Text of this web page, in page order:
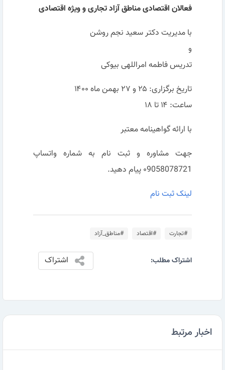
فعالان اقتصادی مناطق آزاد تجاری و ویژه اقتصادی
با مدیریت دکتر سعید نجم روشن
و
تدریس فاطمه امراللهی بیوکی
تاریخ برگزاری: ۲۵ و ۲۷ بهمن ماه ۱۴۰۰
ساعت: ۱۴ تا ۱۸
با ارائه گواهینامه معتبر
جهت مشاوره و ثبت نام به شماره واتساپ
۰9058078721 پیام دهید.
لینک ثبت نام
#تجارت #اقتصاد #مناطق_آزاد
اشتراک مطلب: اشتراک
اخبار مرتبط